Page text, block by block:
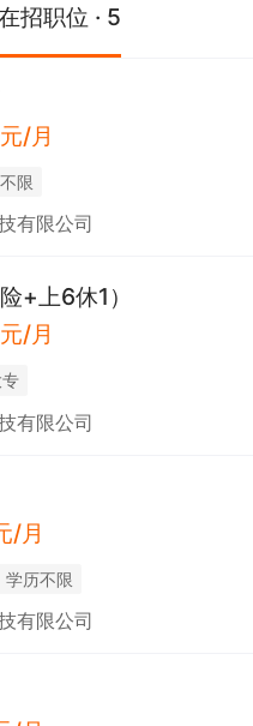
招职位 · 5
/月
限
有限公司
+上6休1）
/月
有限公司
/月
学历不限
有限公司